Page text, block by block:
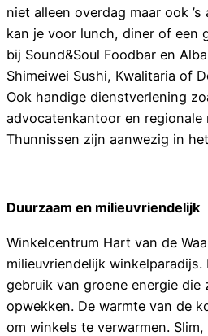
niet alleen overdag maar ook
kan je voor lunch, diner of een
bij Sound&Soul Foodbar en
Shimeiwei Sushi, Kwalitaria of
Ook handige dienstverlening
advocatenkantoor en regionale
Thunnissen zijn aanwezig in
Duurzaam en milieuvriendelijk
Winkelcentrum Hart van de
milieuvriendelijk winkelparadijs.
gebruik van groene energie die
opwekken. De warmte van de
om winkels te verwarmen.